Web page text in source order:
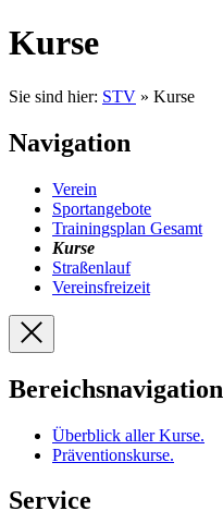
Kurse
Sie sind hier: STV » Kurse
Navigation
Verein
Sportangebote
Trainingsplan Gesamt
Kurse
Straßenlauf
Vereinsfreizeit
Bereichsnavigation
Überblick aller Kurse.
Präventionskurse.
Service